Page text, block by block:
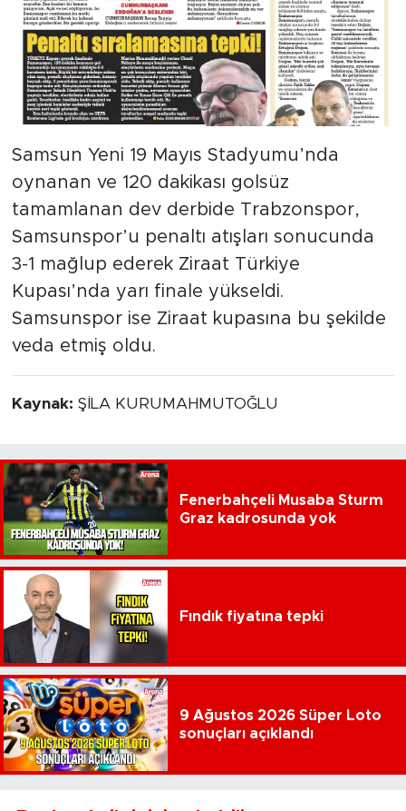
Samsun Yeni 19 Mayıs Stadyumu’nda
oynanan ve 120 dakikası golsüz
tamamlanan dev derbide Trabzonspor,
Samsunspor’u penaltı atışları sonucunda
3-1 mağlup ederek Ziraat Türkiye
Kupası’nda yarı finale yükseldi.
Samsunspor ise Ziraat kupasına bu şekilde
veda etmiş oldu.
Kaynak: ŞİLA KURUMAHMUTOĞLU
Fenerbahçeli Musaba Sturm
Graz kadrosunda yok
Fındık fiyatına tepki
9 Ağustos 2026 Süper Loto
sonuçları açıklandı